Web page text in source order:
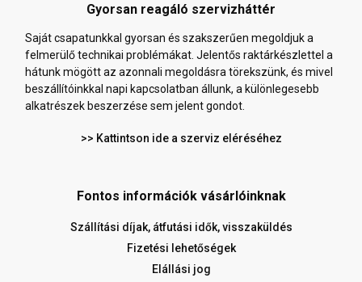
Gyorsan reagáló szervizháttér
Saját csapatunkkal gyorsan és szakszerűen megoldjuk a
felmerülő technikai problémákat. Jelentős raktárkészlettel a
hátunk mögött az azonnali megoldásra törekszünk, és mivel
beszállítóinkkal napi kapcsolatban állunk, a különlegesebb
alkatrészek beszerzése sem jelent gondot.
>> Kattintson ide a szerviz eléréséhez
Fontos információk vásárlóinknak
Szállítási díjak, átfutási idők, visszaküldés
Fizetési lehetőségek
Elállási jog